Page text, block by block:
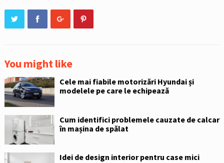
You might like
Cele mai fiabile motorizări Hyundai și
modelele pe care le echipează
Cum identifici problemele cauzate de calcar
în mașina de spălat
Idei de design interior pentru case mici